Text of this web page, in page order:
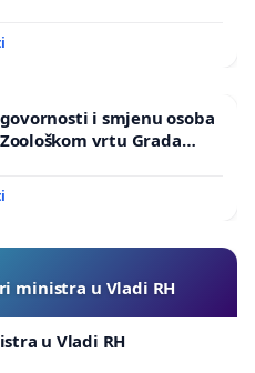
i smjenu osoba
vrtu Grada
ministra u Vladi RH
u Vladi RH